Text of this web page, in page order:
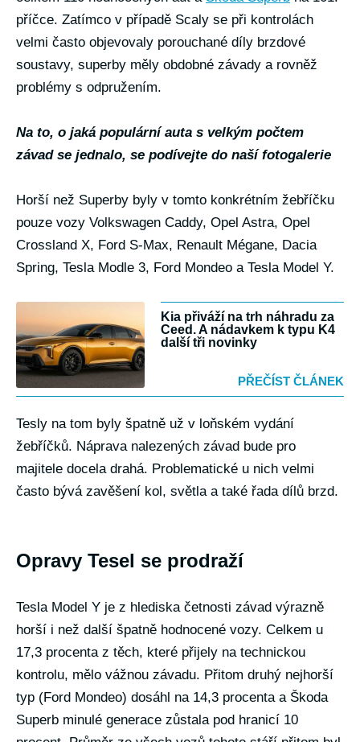
příčce. Zatímco v případě Scaly se při kontrolách
velmi často objevovaly porouchané díly brzdové
soustavy, superby měly obdobné závady a rovněž
problémy s odpružením.
Na to, o jaká populární auta s velkým počtem
závad se jednalo, se podívejte do naší fotogalerie
Horší než Superby byly v tomto konkrétním žebříčku
pouze vozy Volkswagen Caddy, Opel Astra, Opel
Crossland X, Ford S-Max, Renault Mégane, Dacia
Spring, Tesla Modle 3, Ford Mondeo a Tesla Model Y.
Kia přiváží na trh náhradu za
Ceed. A nádavkem k typu K4
další tři novinky
PŘEČÍST ČLÁNEK
Tesly na tom byly špatně už v loňském vydání
žebříčků. Náprava nalezených závad bude pro
majitele docela drahá. Problematické u nich velmi
často bývá zavěšení kol, světla a také řada dílů brzd.
Opravy Tesel se prodraží
Tesla Model Y je z hlediska četnosti závad výrazně
horší i než další špatně hodnocené vozy. Celkem u
17,3 procenta z těch, které přijely na technickou
kontrolu, mělo vážnou závadu. Přitom druhý nejhorší
typ (Ford Mondeo) dosáhl na 14,3 procenta a Škoda
Superb minulé generace zůstala pod hranicí 10